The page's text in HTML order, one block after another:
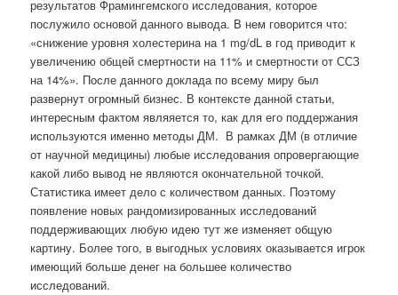
результатов Фрамингемского исследования, которое
послужило основой данного вывода. В нем говорится что:
«снижение уровня холестерина на 1 mg/dL в год приводит к
увеличению общей смертности на 11% и смертности от ССЗ
на 14%». После данного доклада по всему миру был
развернут огромный бизнес. В контексте данной статьи,
интересным фактом являяется то, как для его поддержания
используются именно методы ДМ. В рамках ДМ (в отличие
от научной медицины) любые исследования опровергающие
какой либо вывод не являются окончательной точкой.
Статистика имеет дело с количеством данных. Поэтому
появление новых рандомизированных исследований
поддерживающих любую идею тут же изменяет общую
картину. Более того, в выгодных условиях оказывается игрок
имеющий больше денег на большее количество
исследований.